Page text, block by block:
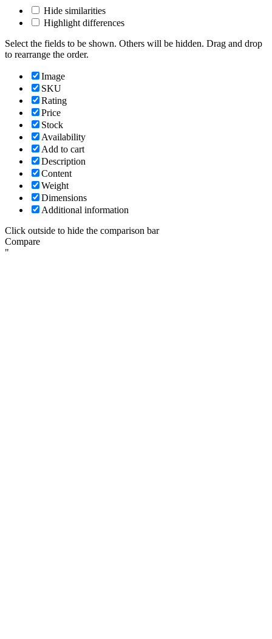
Hide similarities
Highlight differences
Select the fields to be shown. Others will be hidden. Drag and drop
to rearrange the order.
Image
SKU
Rating
Price
Stock
Availability
Add to cart
Description
Content
Weight
Dimensions
Additional information
Click outside to hide the comparison bar
Compare
"